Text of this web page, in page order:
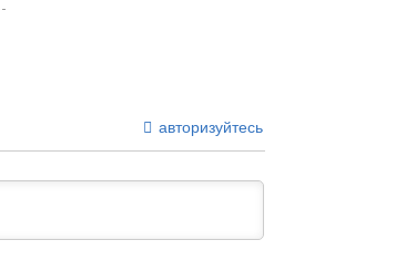
авторизуйтесь